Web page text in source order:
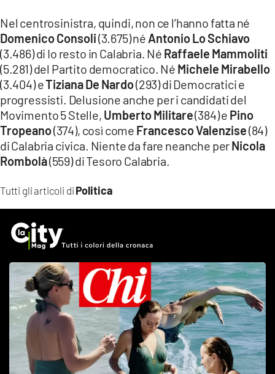
Tutti gli articoli di Politica
Nel centrosinistra, quindi, non ce l’hanno fatta né
Domenico Consoli(3.675) né Antonio Lo Schiavo
(3.486) di Io resto in Calabria. Né Raffaele Mammoliti
(5.281) del Partito democratico. Né Michele Mirabello
(3.404) eTiziana De Nardo(293) di Democratici e
progressisti. Delusione anche per i candidati del
Movimento 5 Stelle, Umberto Militare(384) e Pino
Tropeano(374), così come Francesco Valenzise(84)
di Calabria civica. Niente da fare neanche perNicola
Rombolà(559) di Tesoro Calabria.